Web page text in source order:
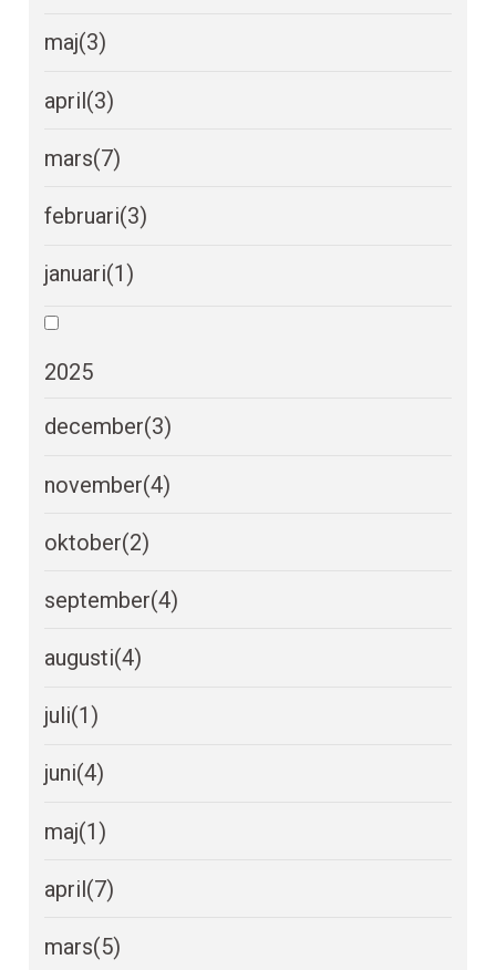
maj(3)
april(3)
mars(7)
februari(3)
januari(1)
2025
december(3)
november(4)
oktober(2)
september(4)
augusti(4)
juli(1)
juni(4)
maj(1)
april(7)
mars(5)